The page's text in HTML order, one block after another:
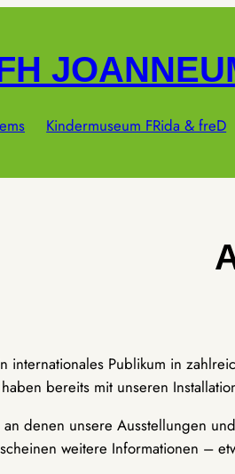
Kindermuseum FRida & freD
internationales Publikum in
bereits mit unseren
denen unsere Ausstellungen
weitere Informationen –